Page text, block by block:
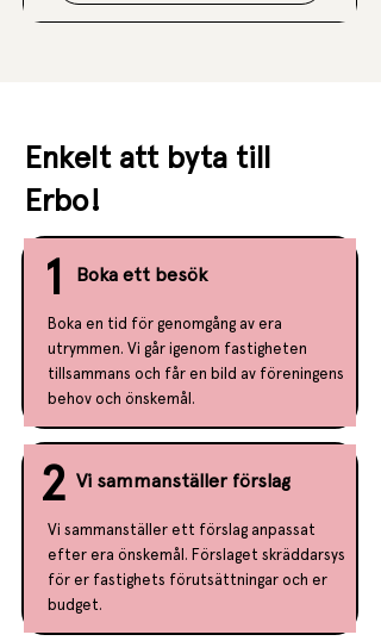
Enkelt att byta till
Erbo!
1 Boka ett besök
Boka en tid för genomgång av era
utrymmen. Vi går igenom fastigheten
tillsammans och får en bild av föreningens
behov och önskemål.
2 Vi sammanställer förslag
Vi sammanställer ett förslag anpassat
efter era önskemål. Förslaget skräddarsys
för er fastighets förutsättningar och er
budget.